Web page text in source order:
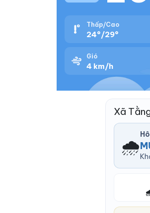
Thấp/Cao
24°/29°
Gió
4 km/h
Xã
🌧️